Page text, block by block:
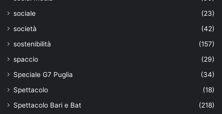
sociale
(23)
società
(42)
sostenibilità
(157)
spaccio
(29)
Speciale G7 Puglia
(34)
Spettacolo
(18)
Spettacolo Bari e Bat
(218)